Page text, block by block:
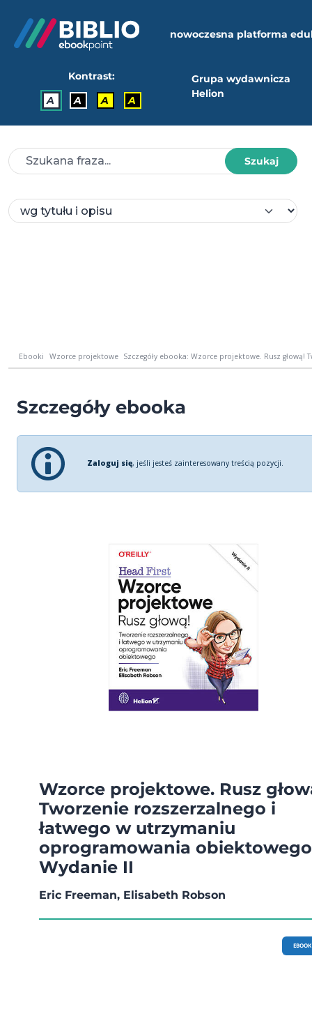
nowoczesna platforma
Kontrast:
A
A A A
Grupa wydawnicza
Helion
Szukaj
Ebooki Wzorce projektowe Szczegóły ebooka: Wzorce projektowe. Rusz głową!
Szczegóły ebooka
Zaloguj się, jeśli jesteś zainteresowany treścią pozycji.
Wzorce projektowe. Rusz
Tworzenie rozszerzalnego i
łatwego w utrzymaniu
oprogramowania
Wydanie II
Eric Freeman, Elisabeth Robson
EBOOK